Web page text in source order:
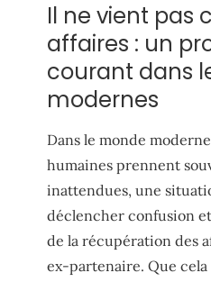
Il ne vient pas
affaires : un
courant dans
modernes
Dans le monde
humaines prennent
inattendues, une
déclencher confusion
de la récupération des
ex-partenaire. Que cela